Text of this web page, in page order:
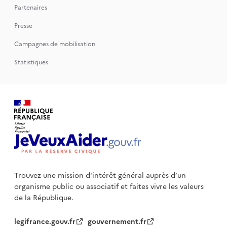
Partenaires
Presse
Campagnes de mobilisation
Statistiques
Trouvez une mission d'intérêt général auprès d’un
organisme publicou associatif et faites vivre les valeurs
de la République.
legifrance.gouv.fr gouvernement.fr